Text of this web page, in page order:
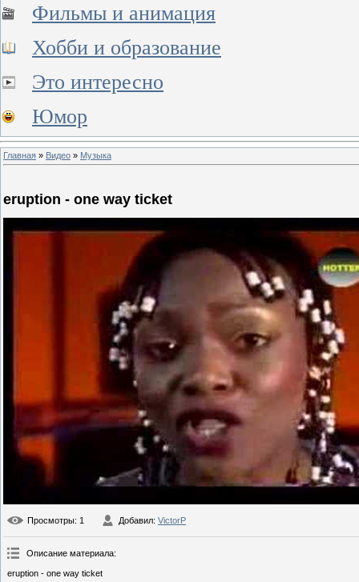
Фильмы и анимация
Хобби и образование
Это интересно
Юмор
Главная » Видео » Музыка
eruption - one way ticket
Просмотры: 1 Добавил: VictorP
Описание материала:
eruption - one way ticket